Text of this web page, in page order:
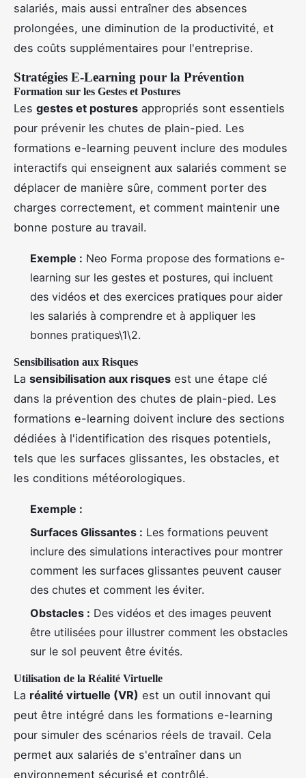
salariés, mais aussi entraîner des absences
prolongées, une diminution de la productivité, et
des coûts supplémentaires pour l'entreprise.
Stratégies E-Learning pour la Prévention
Formation sur les Gestes et Postures
Les gestes et postures appropriés sont essentiels
pour prévenir les chutes de plain-pied. Les
formations e-learning peuvent inclure des modules
interactifs qui enseignent aux salariés comment se
déplacer de manière sûre, comment porter des
charges correctement, et comment maintenir une
bonne posture au travail.
Exemple : Neo Forma propose des formations e-
learning sur les gestes et postures, qui incluent
des vidéos et des exercices pratiques pour aider
les salariés à comprendre et à appliquer les
bonnes pratiques\1\2.
Sensibilisation aux Risques
La sensibilisation aux risques est une étape clé
dans la prévention des chutes de plain-pied. Les
formations e-learning doivent inclure des sections
dédiées à l'identification des risques potentiels,
tels que les surfaces glissantes, les obstacles, et
les conditions météorologiques.
Exemple :
Surfaces Glissantes : Les formations peuvent
inclure des simulations interactives pour montrer
comment les surfaces glissantes peuvent causer
des chutes et comment les éviter.
Obstacles : Des vidéos et des images peuvent
être utilisées pour illustrer comment les obstacles
sur le sol peuvent être évités.
Utilisation de la Réalité Virtuelle
La réalité virtuelle (VR) est un outil innovant qui
peut être intégré dans les formations e-learning
pour simuler des scénarios réels de travail. Cela
permet aux salariés de s'entraîner dans un
environnement sécurisé et contrôlé.